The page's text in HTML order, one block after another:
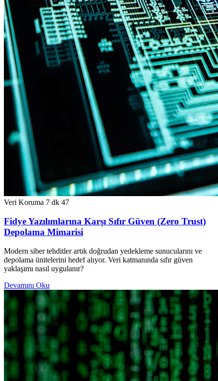
Veri Koruma 7 dk 47
Fidye Yazılımlarına Karşı Sıfır Güven (Zero Trust)
Depolama Mimarisi
Modern siber tehditler artık doğrudan yedekleme sunucularını ve
depolama ünitelerini hedef alıyor. Veri katmanında sıfır güven
yaklaşımı nasıl uygulanır?
Devamını Oku